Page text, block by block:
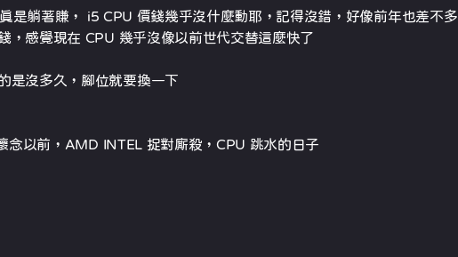
是躺著賺， i5 CPU 價錢幾乎沒什麼動耶，記得沒錯，好像前年也差不多
，感覺現在 CPU 幾乎沒像以前世代交替這麼快了
是沒多久，腳位就要換一下
念以前，AMD INTEL 捉對廝殺，CPU 跳水的日子